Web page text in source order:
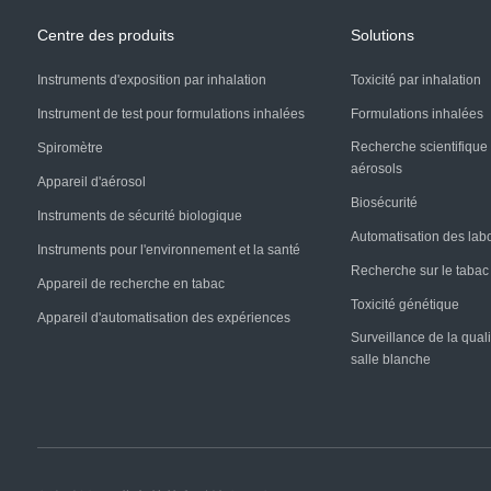
Centre des produits
Instruments d'exposition par inhalation
Instrument de test pour formulations inhalées
Spiromètre
Appareil d'aérosol
Instruments de sécurité biologique
Instruments pour l'environnement et la santé
Appareil de recherche en tabac
Appareil d'automatisation des expériences
Solutions
Toxicité par inhalation
Formulations inhalées
Recherche scientifique
aérosols
Biosécurité
Automatisation des
Recherche sur le tabac
Toxicité génétique
Surveillance de la
salle blanche